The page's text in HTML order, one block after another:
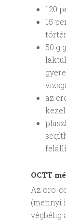
120
15
50 g
az
OCTT
Az oro-
(mennyi
végbélig